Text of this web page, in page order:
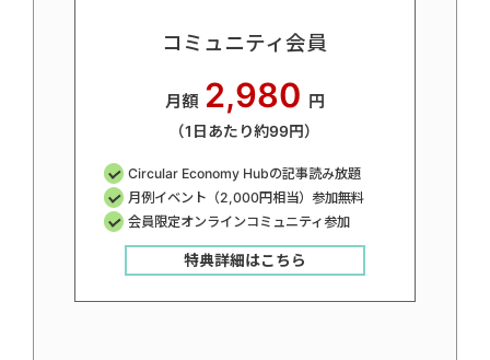
コミュニティ会員
月額 2,980 円
（1日あたり約99円）
Circular Economy Hubの記事読み放題
月例イベント（2,000円相当）参加無料
会員限定オンラインコミュニティ参加
特典詳細はこちら